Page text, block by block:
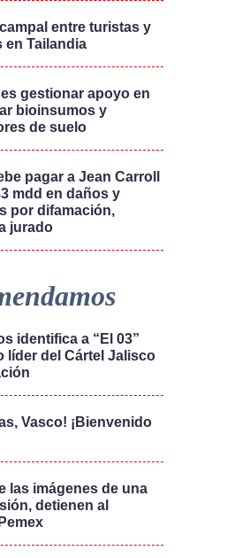
entre turistas y
en Tailandia
gestionar apoyo en
bioinsumos y
de suelo
pagar a Jean Carroll
mdd en daños y
por difamación,
jurado
identifica a “El 03”
líder del Cártel Jalisco
Vasco! ¡Bienvenido
las imágenes de una
detienen al